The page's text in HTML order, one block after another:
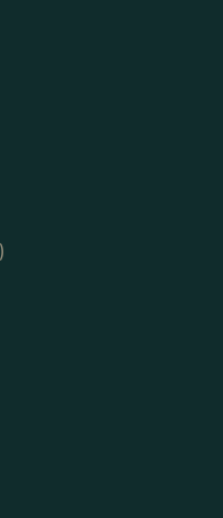
går i
bo
du äger den
Just därför är